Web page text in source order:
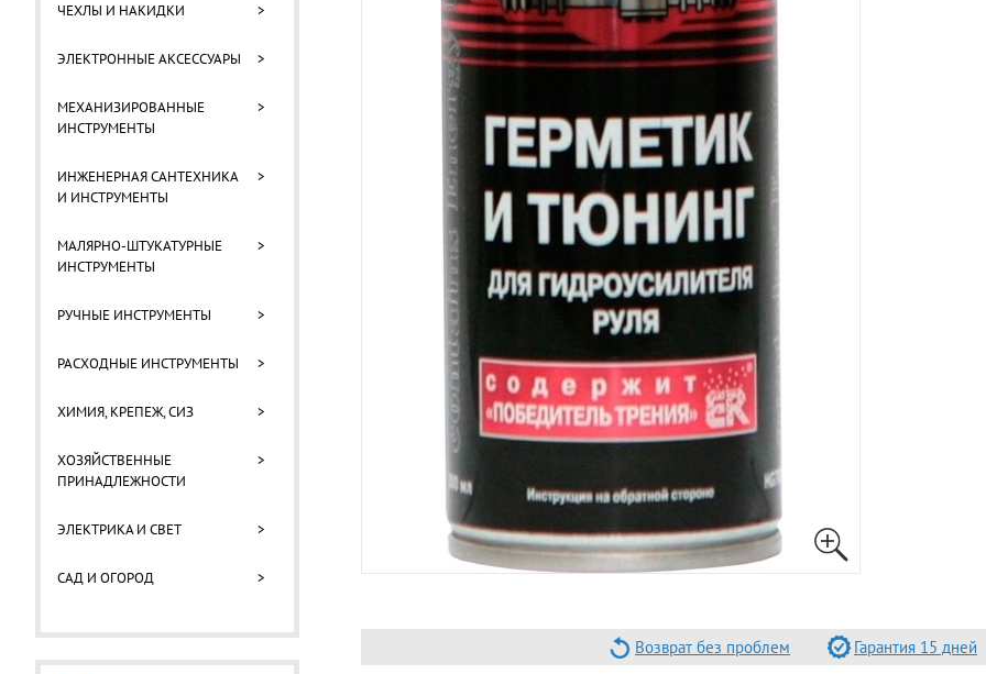
ЧЕХЛЫ И НАКИДКИ >
ЭЛЕКТРОННЫЕ АКСЕССУАРЫ >
МЕХАНИЗИРОВАННЫЕ
ИНСТРУМЕНТЫ
>
ИНЖЕНЕРНАЯ САНТЕХНИКА
И ИНСТРУМЕНТЫ
>
МАЛЯРНО-ШТУКАТУРНЫЕ
ИНСТРУМЕНТЫ
>
РУЧНЫЕ ИНСТРУМЕНТЫ >
РАСХОДНЫЕ ИНСТРУМЕНТЫ >
ХИМИЯ, КРЕПЕЖ, СИЗ >
ХОЗЯЙСТВЕННЫЕ
ПРИНАДЛЕЖНОСТИ
>
ЭЛЕКТРИКА И СВЕТ >
САД И ОГОРОД >
Возврат без проблем Гарантия 15 дней